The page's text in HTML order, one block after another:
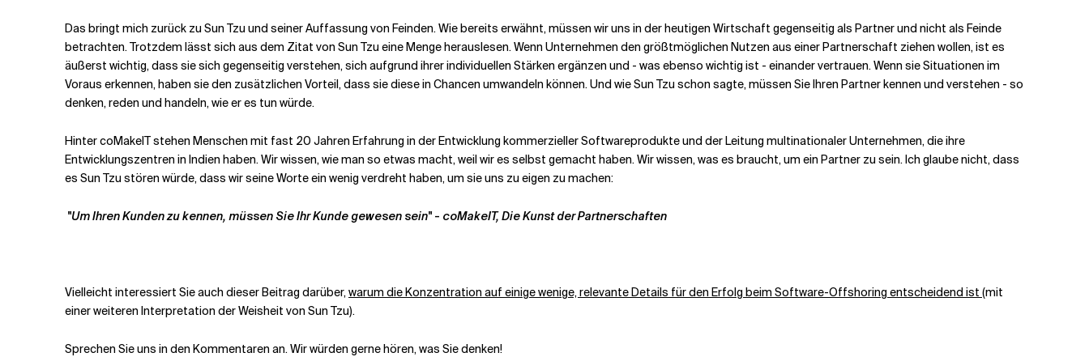
Das bringt mich zurück zu Sun Tzu und seiner Auffassung von Feinden. Wie bereits erwähnt, müssen wir uns in der heutigen Wirtschaft gegenseitig als Partner und nicht als Feinde
betrachten. Trotzdem lässt sich aus dem Zitat von Sun Tzu eine Menge herauslesen. Wenn Unternehmen den größtmöglichen Nutzen aus einer Partnerschaft ziehen wollen, ist es
äußerst wichtig, dass siesich gegenseitig verstehen, sich aufgrund ihrer individuellen Stärken ergänzen und - was ebenso wichtig ist - einander vertrauen.Wenn sie Situationen im
Voraus erkennen, haben sie den zusätzlichen Vorteil, dass sie diese in Chancen umwandeln können. Und wie Sun Tzu schon sagte, müssen Sie Ihren Partner kennen und verstehen - so
denken, reden und handeln, wie er es tun würde.
Hinter coMakeIT stehen Menschen mit fast 20 Jahren Erfahrung in der Entwicklung kommerzieller Softwareprodukte und der Leitung multinationaler Unternehmen, die ihre
Entwicklungszentren in Indien haben. Wir wissen, wie man so etwas macht, weil wir es selbst gemacht haben. Wir wissen, was es braucht, um ein Partner zu sein. Ich glaube nicht, dass
es Sun Tzu stören würde, dass wir seine Worte ein wenig verdreht haben, um sie uns zu eigen zu machen:
"Um Ihren Kunden zu kennen, müssen Sie Ihr Kunde gewesen sein" - coMakeIT, Die Kunst der Partnerschaften
Vielleicht interessiert Sie auch dieser Beitrag darüber,warum die Konzentration auf einige wenige, relevante Details für den Erfolg beim Software-Offshoring entscheidend ist (mit
einer weiteren Interpretation der Weisheit von Sun Tzu).
Sprechen Sie uns in den Kommentaren an. Wir würden gerne hören, was Sie denken!